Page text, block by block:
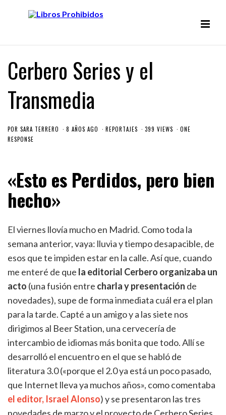
Cerbero Series y el
Transmedia
POR SARA TERRERO 8 AÑOS AGO REPORTAJES 399 VIEWS
ONE
RESPONSE
«Esto es Perdidos, pero bien
hecho»
El viernes llovía mucho en Madrid. Como toda la
semana anterior, vaya: lluvia y tiempo desapacible, de
esos que te impiden estar en la calle. Así que, cuando
me enteré de que la editorial Cerbero organizaba un
acto (una fusión entre charla y presentación de
novedades), supe de forma inmediata cuál era el plan
para la tarde. Capté a un amigo y a las siete nos
dirigimos al Beer Station, una cervecería de
intercambio de idiomas más bonita que todo. Allí se
desarrolló el encuentro en el que se habló de
literatura 3.0 («porque el 2.0 ya está un poco pasado,
que Internet lleva ya muchos años», como comentaba
el editor, Israel Alonso) y se presentaron las tres